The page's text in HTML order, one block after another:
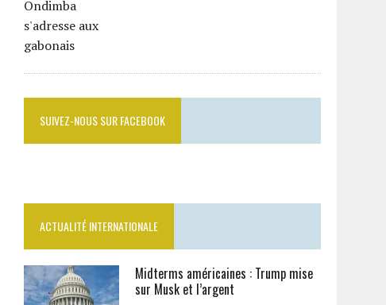
SUIVEZ-NOUS SUR FACEBOOK
ACTUALITÉ INTERNATIONALE
Midterms américaines : Trump mise
sur Musk et l’argent